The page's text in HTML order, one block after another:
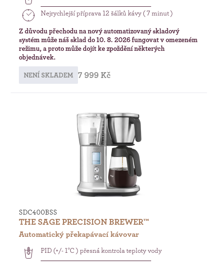
Nejrychlejší příprava 12 šálků kávy ( 7 minut )
Z důvodu přechodu na nový automatizovaný skladový
systém může náš sklad do 10. 8. 2026 fungovat v omezeném
režimu, a proto může dojít ke zpoždění některých
objednávek.
7 999 Kč
NENÍ SKLADEM
SDC400BSS
THE SAGE PRECISION BREWER™
Automatický překapávací kávovar
PID (+/- 1°C ) přesná kontrola teploty vody